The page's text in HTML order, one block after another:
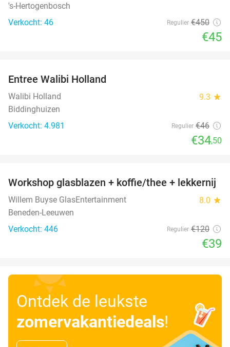
's-Hertogenbosch
Verkocht: 46
Regulier €450
€45
Entree Walibi Holland
Walibi Holland 9.3 star
Biddinghuizen
Verkocht: 4.981
Regulier €46
€34,50
68%
Workshop glasblazen + koffie/thee + lekkernij
Willem Buyse GlasEntertainment 8.0 star
Beneden-Leeuwen
Verkocht: 446
Regulier €120
€39
Ontdek de leukste
zomervakantiedeals!